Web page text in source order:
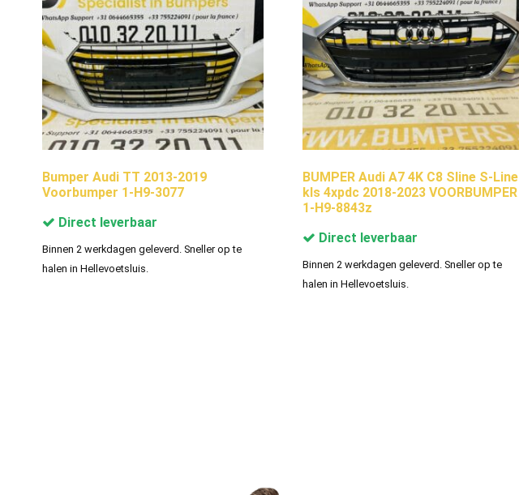
Bumper Audi TT 2013-2019
Voorbumper 1-H9-3077
Direct leverbaar
Binnen 2 werkdagen geleverd. Sneller op te
halen in Hellevoetsluis.
BUMPER Audi A7 4K C8 Sline S-Line
kls 4xpdc 2018-2023 VOORBUMPER
1-H9-8843z
Direct leverbaar
Binnen 2 werkdagen geleverd. Sneller op te
halen in Hellevoetsluis.